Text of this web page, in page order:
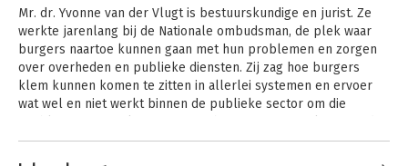
het Inzichtenlab deed ze onderzoek naar klachten en andere
vormen van feedback in de rechtspraak, bij defensie en bij
verschillende rijksinspecties. Ze ontwikkelt graag tools om
onderzoekend in gesprek te gaan, te reflecteren op impact en
te luisteren naar wat er leeft buiten organisaties. Manja houdt
lezingen om professionals en bestuurders in de publieke
Mr. dr. Yvonne van der Vlugt is bestuurskundige en jurist. Ze
werkte jarenlang bij de Nationale ombudsman, de plek waar
burgers naartoe kunnen gaan met hun problemen en zorgen
over overheden en publieke diensten. Zij zag hoe burgers
klem kunnen komen te zitten in allerlei systemen en ervoer
wat wel en niet werkt binnen de publieke sector om die
tijd dat Yvonne bij de Nationale ombudsman werkte, ging haar
Andere boeken door Yvonne van